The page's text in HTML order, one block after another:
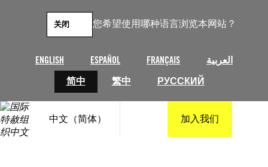
您希望使用哪种语言浏览本网站？
ENGLISH ESPAÑOL FRANÇAIS
العربية
简中
繁中 РУССКИЙ
关闭
中文（简体） 加入我们